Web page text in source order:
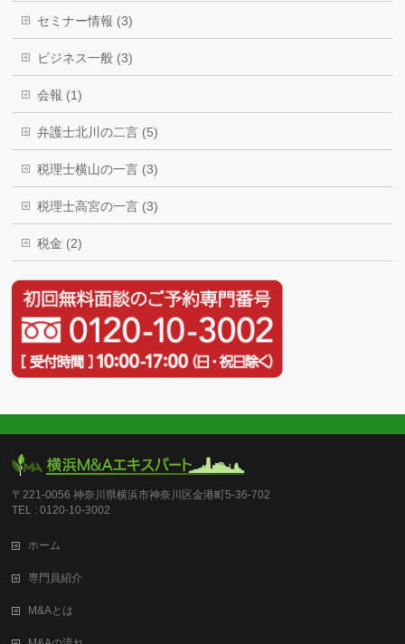
セミナー情報 (3)
ビジネス一般 (3)
会報 (1)
弁護士北川の二言 (5)
税理士横山の一言 (3)
税理士高宮の一言 (3)
税金 (2)
〒221-0056 神奈川県横浜市神奈川区金港町5-36-702
TEL : 0120-10-3002
ホーム
専門員紹介
M&Aとは